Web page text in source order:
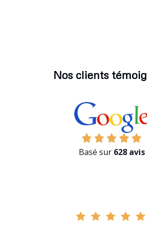
Nos clients
Basé sur 628 avis